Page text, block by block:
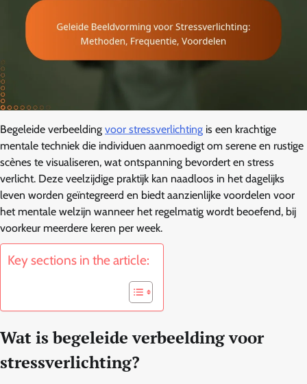
Begeleide verbeelding voor stressverlichting is een krachtige
mentale techniek die individuen aanmoedigt om serene en rustige
scènes te visualiseren, wat ontspanning bevordert en stress
verlicht. Deze veelzijdige praktijk kan naadloos in het dagelijks
leven worden geïntegreerd en biedt aanzienlijke voordelen voor
het mentale welzijn wanneer het regelmatig wordt beoefend, bij
voorkeur meerdere keren per week.
Key sections in the article:
Wat is begeleide verbeelding voor
stressverlichting?